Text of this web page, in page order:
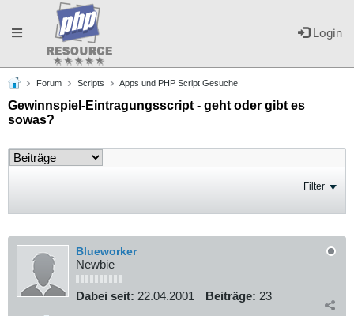
Login
Toggle
navigation
Forum Scripts Apps und PHP Script Gesuche
Gewinnspiel-Eintragungsscript - geht oder gibt es
sowas?
Filter
Blueworker
Newbie
Dabei seit: 22.04.2001 Beiträge: 23